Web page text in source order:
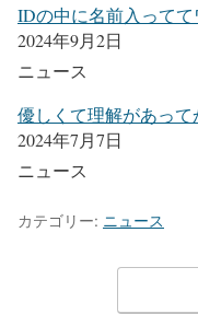
IDの中に名前入ってて
2024年9月2日
ニュース
優しくて理解があっ
2024年7月7日
ニュース
カテゴリー: ニュース